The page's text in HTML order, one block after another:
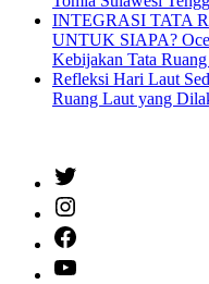
INTEGRASI TATA
UNTUK SIAPA?
Kebijakan Tata
Refleksi Hari Laut
Ruang Laut yang